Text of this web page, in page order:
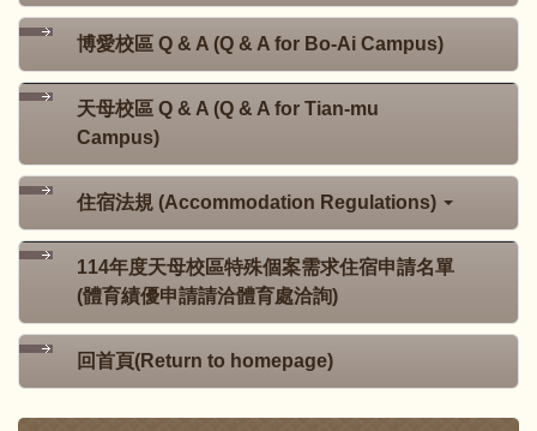
博愛校區 Q & A (Q & A for Bo-Ai Campus)
天母校區 Q & A (Q & A for Tian-mu
Campus)
住宿法規 (Accommodation Regulations)
114年度天母校區特殊個案需求住宿申請名單
(體育績優申請請洽體育處洽詢)
回首頁(Return to homepage)